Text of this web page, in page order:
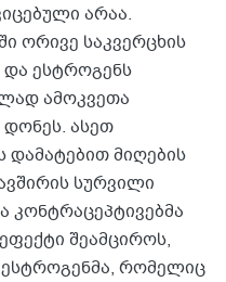
არაა.
ორივე საკვერცხის
ესტროგენს
ამოკვეთა
ასეთ
დამატებით მიღების
სურვილი
შეამციროს,
რომელიც